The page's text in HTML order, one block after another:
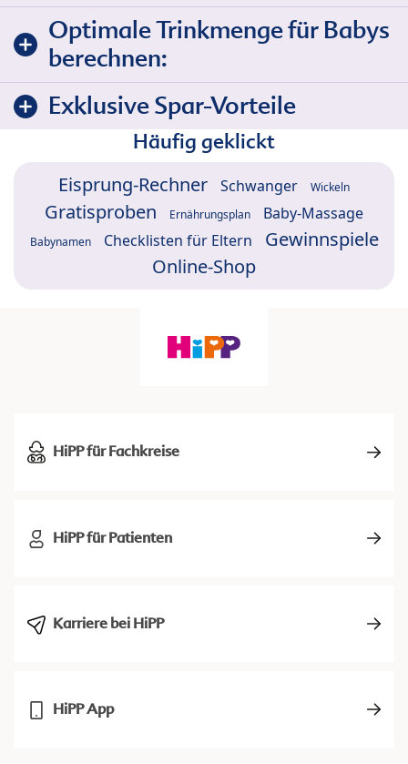
Optimale Trinkmenge für Babys
berechnen:
Exklusive Spar-Vorteile
Häufig geklickt
Eisprung-Rechner Schwanger Wickeln
Gratisproben Ernährungsplan Baby-Massage
Babynamen Checklisten für Eltern
Gewinnspiele
Online-Shop
HiPP für Fachkreise
HiPP für Patienten
Karriere bei HiPP
HiPP App